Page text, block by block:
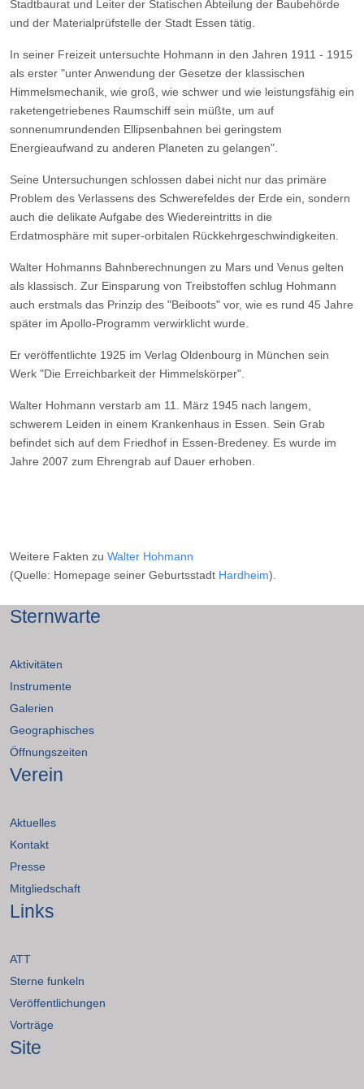
Stadtbaurat und Leiter der Statischen Abteilung der Baubehörde
und der Materialprüfstelle der Stadt Essen tätig.
In seiner Freizeit untersuchte Hohmann in den Jahren 1911 - 1915
als erster "unter Anwendung der Gesetze der klassischen
Himmelsmechanik, wie groß, wie schwer und wie leistungsfähig ein
raketengetriebenes Raumschiff sein müßte, um auf
sonnenumrundenden Ellipsenbahnen bei geringstem
Energieaufwand zu anderen Planeten zu gelangen".
Seine Untersuchungen schlossen dabei nicht nur das primäre
Problem des Verlassens des Schwerefeldes der Erde ein, sondern
auch die delikate Aufgabe des Wiedereintritts in die
Erdatmosphäre mit super-orbitalen Rückkehrgeschwindigkeiten.
Walter Hohmanns Bahnberechnungen zu Mars und Venus gelten
als klassisch. Zur Einsparung von Treibstoffen schlug Hohmann
auch erstmals das Prinzip des "Beiboots" vor, wie es rund 45 Jahre
später im Apollo-Programm verwirklicht wurde.
Er veröffentlichte 1925 im Verlag Oldenbourg in München sein
Werk "Die Erreichbarkeit der Himmelskörper".
Walter Hohmann verstarb am 11. März 1945 nach langem,
schwerem Leiden in einem Krankenhaus in Essen. Sein Grab
befindet sich auf dem Friedhof in Essen-Bredeney. Es wurde im
Jahre 2007 zum Ehrengrab auf Dauer erhoben.
Weitere Fakten zu Walter Hohmann
(Quelle: Homepage seiner Geburtsstadt Hardheim).
Sternwarte
Aktivitäten
Instrumente
Galerien
Geographisches
Öffnungszeiten
Verein
Aktuelles
Kontakt
Presse
Mitgliedschaft
Links
ATT
Sterne funkeln
Veröffentlichungen
Vorträge
Site